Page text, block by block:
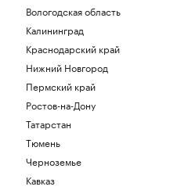
Вологодская область
Калининград
Краснодарский край
Нижний Новгород
Пермский край
Ростов-на-Дону
Татарстан
Тюмень
Черноземье
Кавказ